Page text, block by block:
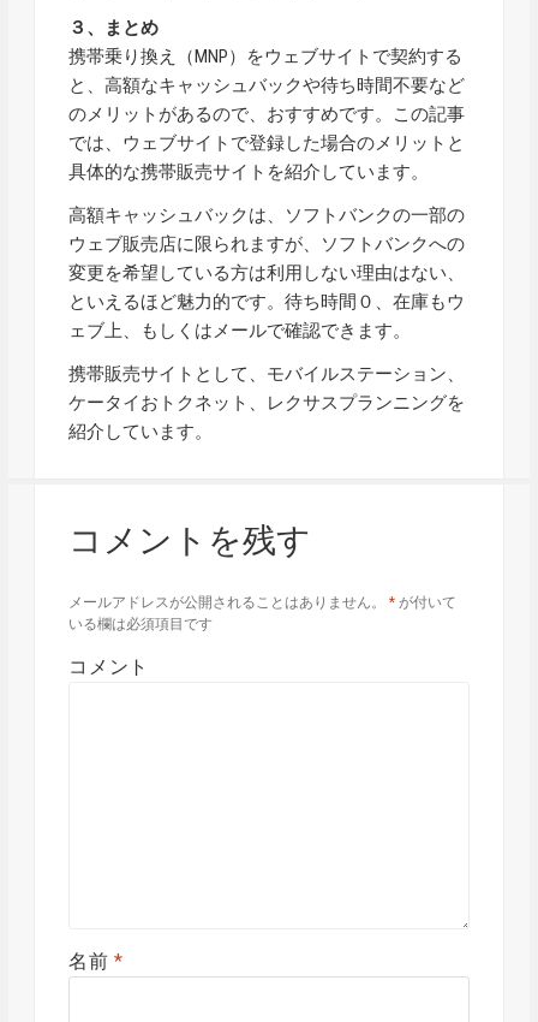
３、まとめ
携帯乗り換え（MNP）をウェブサイトで契約する
と、高額なキャッシュバックや待ち時間不要など
のメリットがあるので、おすすめです。この記事
では、ウェブサイトで登録した場合のメリットと
具体的な携帯販売サイトを紹介しています。
高額キャッシュバックは、ソフトバンクの一部の
ウェブ販売店に限られますが、ソフトバンクへの
変更を希望している方は利用しない理由はない、
といえるほど魅力的です。待ち時間０、在庫もウ
ェブ上、もしくはメールで確認できます。
携帯販売サイトとして、モバイルステーション、
ケータイおトクネット、レクサスプランニングを
紹介しています。
コメントを残す
メールアドレスが公開されることはありません。 * が付いて
いる欄は必須項目です
コメント
名前*